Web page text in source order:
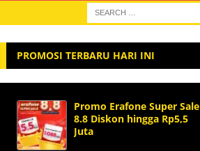
PROMOSI TERBARU HARI INI
Promo Erafone Super Sale
8.8 Diskon hingga Rp5,5
Juta